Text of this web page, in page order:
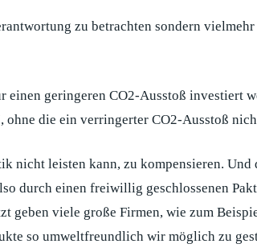
zu betrachten sondern
geringeren CO2-Ausstoß investiert
ohne die ein verringerter CO2-Ausstoß
nicht leisten kann, zu kompensieren. Und
durch einen freiwillig geschlossenen
geben viele große Firmen, wie zum
so umweltfreundlich wir möglich zu